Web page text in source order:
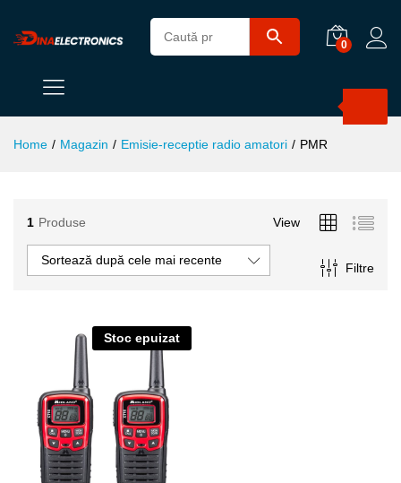
0
Home / Magazin / Emisie-receptie radio amatori / PMR
1 Produse View
Filtre
Sortează după cele mai recente
Stoc epuizat